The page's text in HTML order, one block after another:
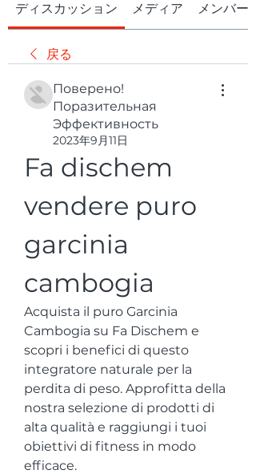
ディスカッション メディア メンバー
戻る
Поверено!
Поразительная
Эффективность
2023年9月11日
Fa dischem
vendere puro
garcinia
cambogia
Acquista il puro Garcinia
Cambogia su Fa Dischem e
scopri i benefici di questo
integratore naturale per la
perdita di peso. Approfitta della
nostra selezione di prodotti di
alta qualità e raggiungi i tuoi
obiettivi di fitness in modo
efficace.